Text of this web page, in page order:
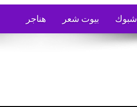
شبوك بيوت شعر هناجر